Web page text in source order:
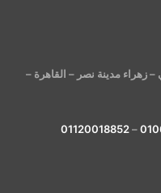
86 المرحلة الاولي – زهراء مدينة نصر – القاهرة –
–
01120018852